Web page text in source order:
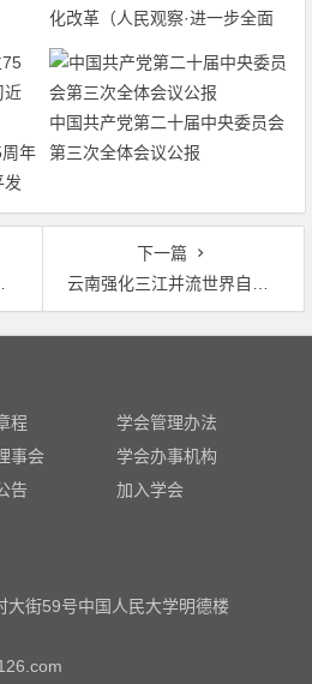
化改革（人民观察·进一步全面
深化改革的“七个聚焦”）
年
发
中国共产党第二十届中央委员会
第三次全体会议公报
下一篇
云南强化三江并流世界自然遗产地保护 严控开发强度，严禁污染环境
程
学会管理办法
事会
学会办事机构
告
加入学会
大街59号中国人民大学明德楼